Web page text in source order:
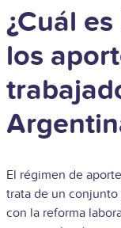
¿Cuál
los
El régimen de
trata de un
con la reforma